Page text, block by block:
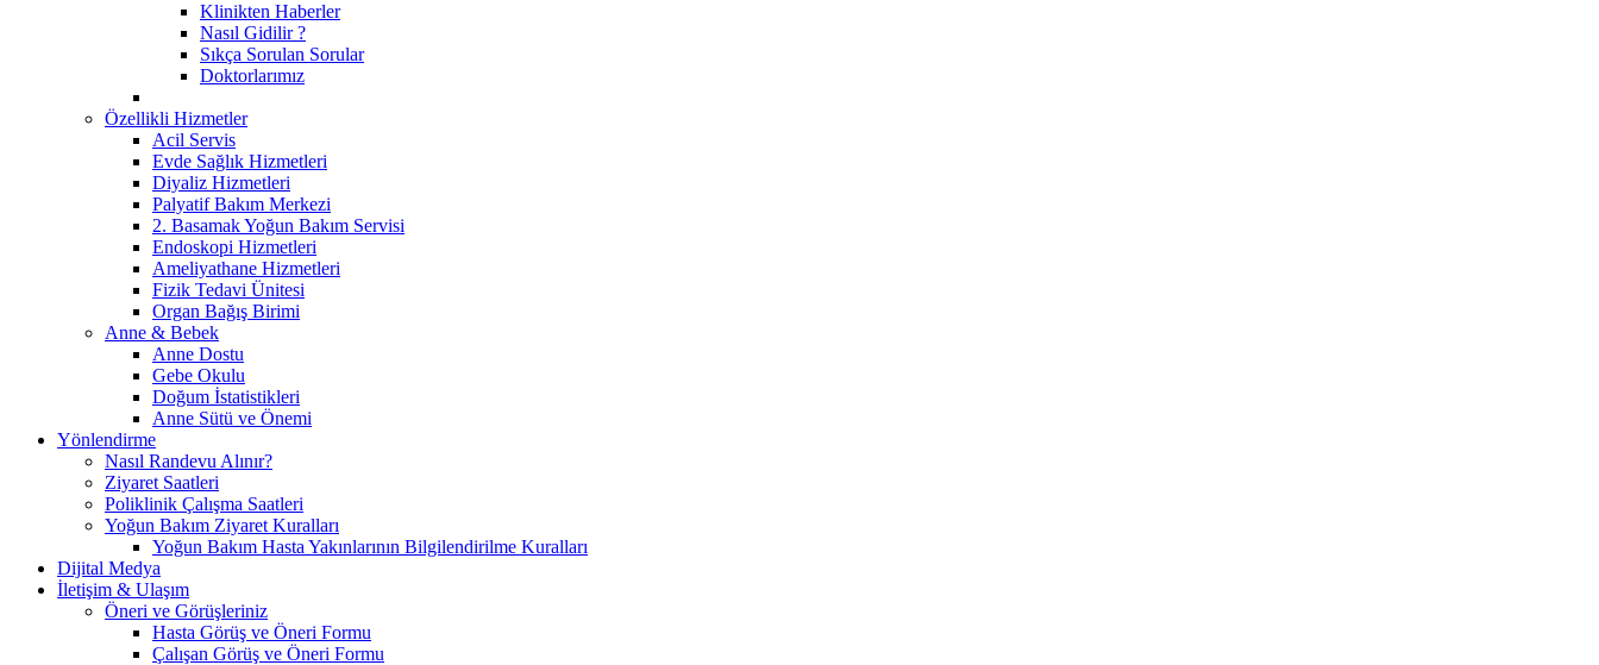
Klinikten Haberler
Nasıl Gidilir ?
Sıkça Sorulan Sorular
Doktorlarımız
Özellikli Hizmetler
Acil Servis
Evde Sağlık Hizmetleri
Diyaliz Hizmetleri
Palyatif Bakım Merkezi
2. Basamak Yoğun Bakım Servisi
Endoskopi Hizmetleri
Ameliyathane Hizmetleri
Fizik Tedavi Ünitesi
Organ Bağış Birimi
Anne & Bebek
Anne Dostu
Gebe Okulu
Doğum İstatistikleri
Anne Sütü ve Önemi
Yönlendirme
Nasıl Randevu Alınır?
Ziyaret Saatleri
Poliklinik Çalışma Saatleri
Yoğun Bakım Ziyaret Kuralları
Yoğun Bakım Hasta Yakınlarının Bilgilendirilme Kuralları
Dijital Medya
İletişim & Ulaşım
Öneri ve Görüşleriniz
Hasta Görüş ve Öneri Formu
Çalışan Görüş ve Öneri Formu